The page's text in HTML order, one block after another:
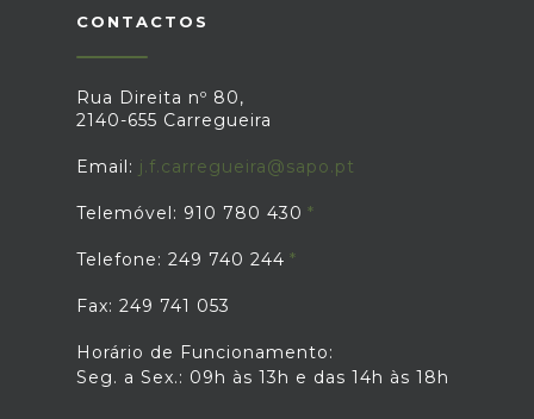
CONTACTOS
Rua Direita nº 80,
2140-655 Carregueira
Email: j.f.carregueira@sapo.pt
Telemóvel: 910 780 430
Telefone: 249 740 244
Fax: 249 741 053
Horário de Funcionamento:
Seg. a Sex.: 09h às 13h e das 14h às 18h